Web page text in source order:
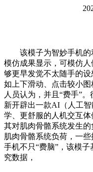
该模子为智妙手机的
模仿成果显示，可模仿
够更早发觉不太随手的
如上下滑动、点击较小
人员认为，并且“费手”
新开辟出一款AI（人工
学、更舒服的人机交互
其对肌肉骨骼系统发生
肌肉骨骼系统负荷，一
手机不只“费脑”，该模
究数据，